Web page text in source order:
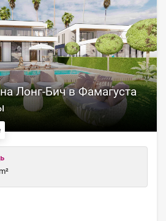
Лонг-Бич в Фамагуста